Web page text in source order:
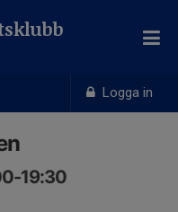
Logga in
19:30